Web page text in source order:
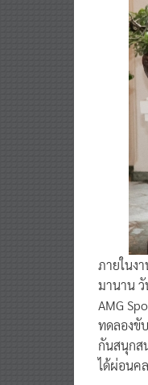
ภายในง
มานาน วั
AMG
ทดลองขั
กันสนุกส
ได้ผ่อนค